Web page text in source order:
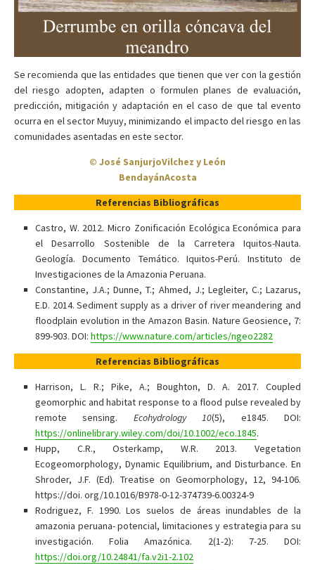
Se recomienda que las entidades que tienen que ver con la gestión
del riesgo adopten, adapten o formulen planes de evaluación,
predicción, mitigación y adaptación en el caso de que tal evento
ocurra en el sector Muyuy, minimizando el impacto del riesgo en las
comunidades asentadas en este sector.
© José Sanjurjo­Vilchez y León
Bendayán­Acosta
Referencias Bibliográficas
Castro, W. 2012. Micro Zonificación Ecológica Económica para
el Desarrollo Sostenible de la Carretera Iquitos-Nauta.
Geología. Documento Temático. Iquitos-Perú. Instituto de
Investigaciones de la Amazonia Peruana.
Constantine, J.A.; Dunne, T.; Ahmed, J.; Legleiter, C.; Lazarus,
E.D. 2014. Sediment supply as a driver of river meandering and
floodplain evolution in the Amazon Basin. Nature Geosience, 7:
899-903. DOI: https://www.nature.com/articles/ngeo2282
Referencias Bibliográficas
Harrison, L. R.; Pike, A.; Boughton, D. A. 2017. Coupled
geomorphic and habitat response to a flood pulse revealed by
remote sensing. Ecohydrology 10(5), e1845. DOI:
https://onlinelibrary.wiley.com/doi/10.1002/eco.1845.
Hupp, C.R., Osterkamp, W.R. 2013. Vegetation
Ecogeomorphology, Dynamic Equilibrium, and Disturbance. En
Shroder, J.F. (Ed). Treatise on Geomorphology, 12, 94-106.
https://doi. org/10.1016/B978-0-12-374739-6.00324-9
Rodriguez, F. 1990. Los suelos de áreas inundables de la
amazonia peruana- potencial, limitaciones y estrategia para su
investigación. Folia Amazónica. 2(1-2): 7-25. DOI:
https://doi.org/10.24841/fa.v2i1-2.102